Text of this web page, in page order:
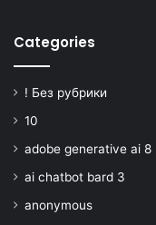
Categories
! Без рубрики
10
adobe generative ai 8
ai chatbot bard 3
anonymous